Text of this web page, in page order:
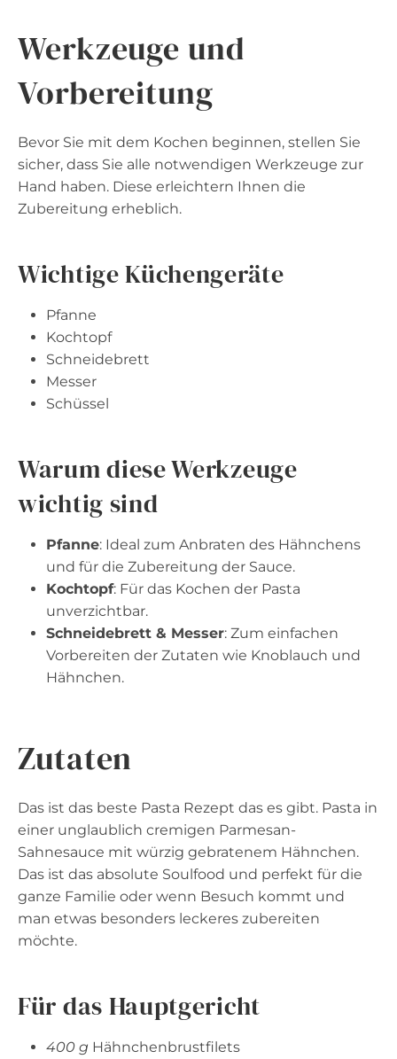
Werkzeuge und
Vorbereitung
Bevor Sie mit dem Kochen beginnen, stellen Sie
sicher, dass Sie alle notwendigen Werkzeuge zur
Hand haben. Diese erleichtern Ihnen die
Zubereitung erheblich.
Wichtige Küchengeräte
Pfanne
Kochtopf
Schneidebrett
Messer
Schüssel
Warum diese Werkzeuge
wichtig sind
Pfanne: Ideal zum Anbraten des Hähnchens
und für die Zubereitung der Sauce.
Kochtopf: Für das Kochen der Pasta
unverzichtbar.
Schneidebrett & Messer: Zum einfachen
Vorbereiten der Zutaten wie Knoblauch und
Hähnchen.
Zutaten
Das ist das beste Pasta Rezept das es gibt. Pasta in
einer unglaublich cremigen Parmesan-
Sahnesauce mit würzig gebratenem Hähnchen.
Das ist das absolute Soulfood und perfekt für die
ganze Familie oder wenn Besuch kommt und
man etwas besonders leckeres zubereiten
möchte.
Für das Hauptgericht
400 g Hähnchenbrustfilets